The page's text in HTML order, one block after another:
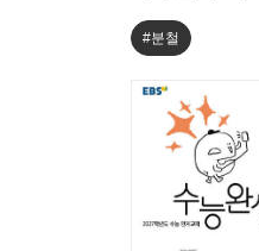
#분철